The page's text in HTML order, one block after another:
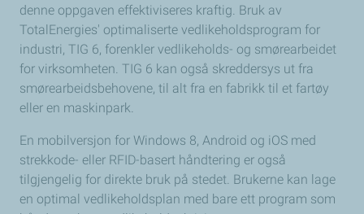
denne oppgaven effektiviseres kraftig. Bruk av
TotalEnergies' optimaliserte vedlikeholdsprogram for
industri, TIG 6, forenkler vedlikeholds- og smørearbeidet
for virksomheten. TIG 6 kan også skreddersys ut fra
smørearbeidsbehovene, til alt fra en fabrikk til et fartøy
eller en maskinpark.
En mobilversjon for Windows 8, Android og iOS med
strekkode- eller RFID-basert håndtering er også
tilgjengelig for direkte bruk på stedet. Brukerne kan lage
en optimal vedlikeholdsplan med bare ett program som